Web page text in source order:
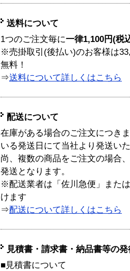
送料について
1つのご注文毎に一律1,100円(税
※売掛取引(後払い)のお客様は
無料！
⇒送料について詳しくはこちら
配送について
在庫がある場合のご注文につき
いる発送日にて当社より発送い
尚、複数の商品をご注文の場合
発送となります。
※配送業者は「佐川急便」また
けます
⇒配送について詳しくはこちら
見積書・請求書・納品書等の
■見積書について